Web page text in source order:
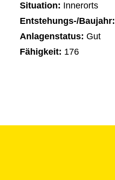
Situation: Innerorts
Entstehungs-/Baujahr:
Anlagenstatus: Gut
Fähigkeit: 176